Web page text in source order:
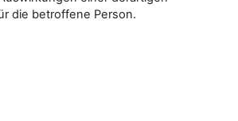
die betroffene Person.